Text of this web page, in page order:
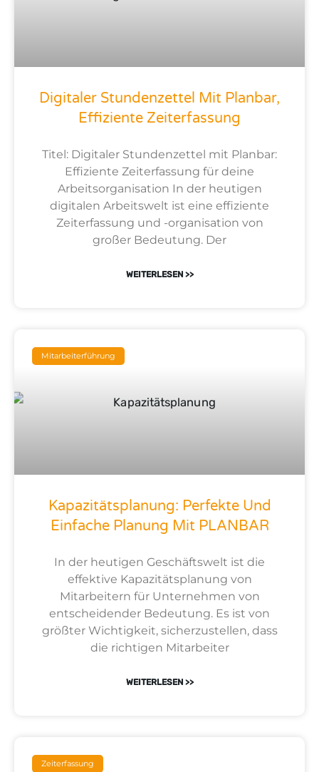
Digitaler Stundenzettel Mit Planbar,
Effiziente Zeiterfassung
Titel: Digitaler Stundenzettel mit Planbar:
Effiziente Zeiterfassung für deine
Arbeitsorganisation In der heutigen
digitalen Arbeitswelt ist eine effiziente
Zeiterfassung und -organisation von
großer Bedeutung. Der
WEITERLESEN >>
Mitarbeiterführung
Kapazitätsplanung: Perfekte Und
Einfache Planung Mit PLANBAR
In der heutigen Geschäftswelt ist die
effektive Kapazitätsplanung von
Mitarbeitern für Unternehmen von
entscheidender Bedeutung. Es ist von
größter Wichtigkeit, sicherzustellen, dass
die richtigen Mitarbeiter
WEITERLESEN >>
Zeiterfassung